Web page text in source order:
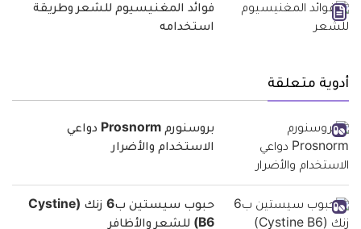
فوائد المغنيسيوم للشعر وطريقة
استخدامه
أدوية متعلقة
بروسنورم Prosnorm دواعي
الاستخدام والأضرار
حبوب سيستين ب6 زنك (Cystine
B6) للشعر والأظافر